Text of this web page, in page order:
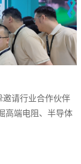
邀请行业合作伙伴
高端电阻、半导体